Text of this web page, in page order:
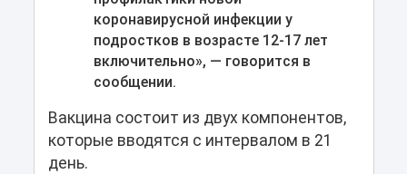
коронавирусной инфекции у
подростков в возрасте 12-17 лет
включительно», — говорится в
сообщении.
Вакцина состоит из двух компонентов,
которые вводятся с интервалом в 21
день.